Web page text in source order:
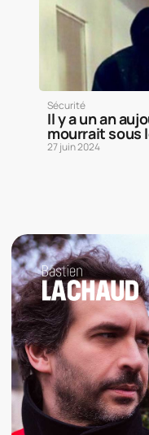
Sécurité
Il y a un an
mourrait sous
27 juin 2024